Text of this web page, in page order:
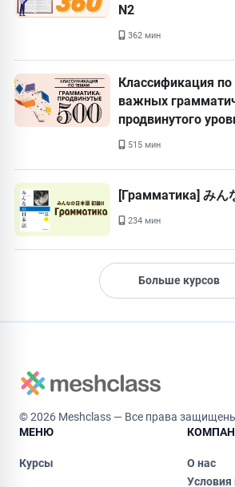
N2
362 мин
Классификация
важных
продвинутого
515 мин
[Грамматика] みん
234 мин
Больше курсов
© 2026 Meshclass — Все права
МЕНЮ
Курсы
О нас
Условия